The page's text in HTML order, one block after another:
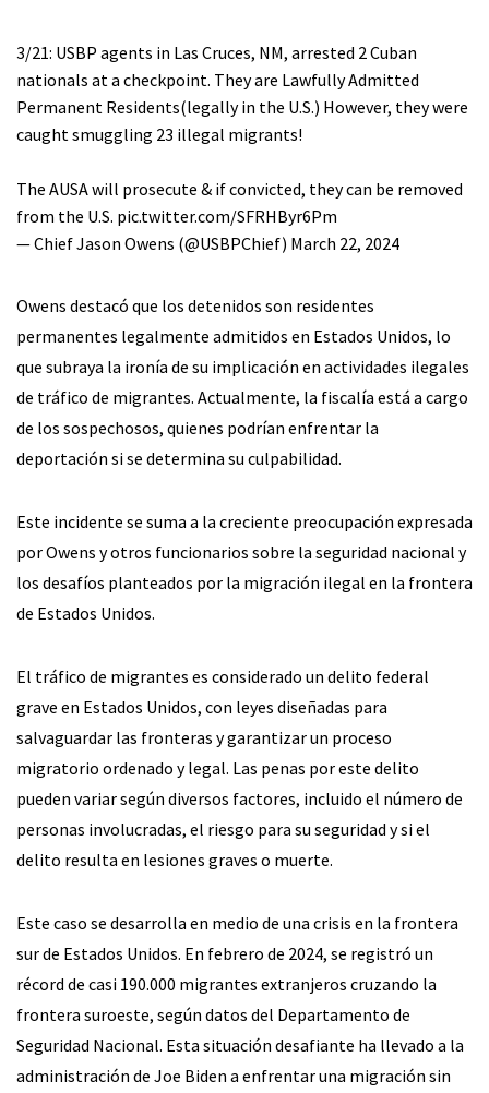
3/21: USBP agents in Las Cruces, NM, arrested 2 Cuban
nationals at a checkpoint. They are Lawfully Admitted
Permanent Residents(legally in the U.S.) However, they were
caught smuggling 23 illegal migrants!
The AUSA will prosecute & if convicted, they can be removed
from the U.S. pic.twitter.com/SFRHByr6Pm
— Chief Jason Owens (@USBPChief) March 22, 2024
Owens destacó que los detenidos son residentes
permanentes legalmente admitidos en Estados Unidos, lo
que subraya la ironía de su implicación en actividades ilegales
de tráfico de migrantes. Actualmente, la fiscalía está a cargo
de los sospechosos, quienes podrían enfrentar la
deportación si se determina su culpabilidad.
Este incidente se suma a la creciente preocupación expresada
por Owens y otros funcionarios sobre la seguridad nacional y
los desafíos planteados por la migración ilegal en la frontera
de Estados Unidos.
El tráfico de migrantes es considerado un delito federal
grave en Estados Unidos, con leyes diseñadas para
salvaguardar las fronteras y garantizar un proceso
migratorio ordenado y legal. Las penas por este delito
pueden variar según diversos factores, incluido el número de
personas involucradas, el riesgo para su seguridad y si el
delito resulta en lesiones graves o muerte.
Este caso se desarrolla en medio de una crisis en la frontera
sur de Estados Unidos. En febrero de 2024, se registró un
récord de casi 190.000 migrantes extranjeros cruzando la
frontera suroeste, según datos del Departamento de
Seguridad Nacional. Esta situación desafiante ha llevado a la
administración de Joe Biden a enfrentar una migración sin